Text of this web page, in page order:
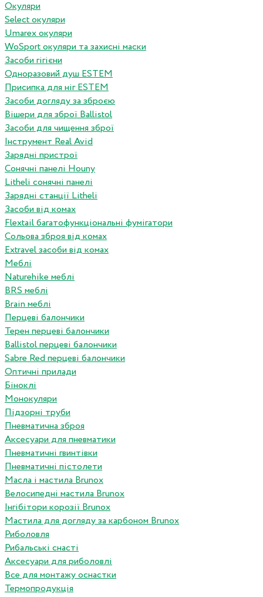
Окуляри
Select окуляри
Umarex окуляри
WoSport окуляри та захисні маски
Засоби гігієни
Одноразовий душ ESTEM
Присипка для ніг ESTEM
Засоби догляду за зброєю
Вішери для зброї Ballistol
Засоби для чищення зброї
Інструмент Real Avid
Зарядні пристрої
Сонячні панелі Houny
Litheli сонячні панелі
Зарядні станції Litheli
Засоби від комах
Flextail багатофункціональні фумігатори
Сольова зброя від комах
Extravel засоби від комах
Меблі
Naturehike меблі
BRS меблі
Brain меблі
Перцеві балончики
Терен перцеві балончики
Ballistol перцеві балончики
Sabre Red перцеві балончики
Оптичні прилади
Біноклі
Монокуляри
Підзорні труби
Пневматична зброя
Аксесуари для пневматики
Пневматичні гвинтівки
Пневматичні пістолети
Масла і мастила Brunox
Велосипедні мастила Brunox
Інгібітори корозії Brunox
Мастила для догляду за карбоном Brunox
Риболовля
Рибальські снасті
Аксесуари для риболовлі
Все для монтажу оснастки
Термопродукція